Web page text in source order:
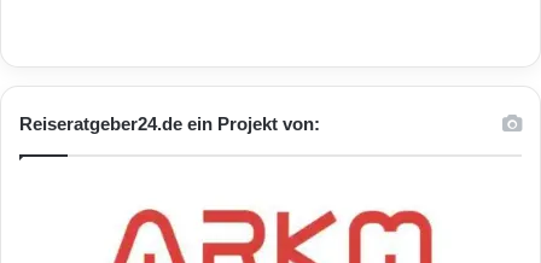
Reiseratgeber24.de ein Projekt von: